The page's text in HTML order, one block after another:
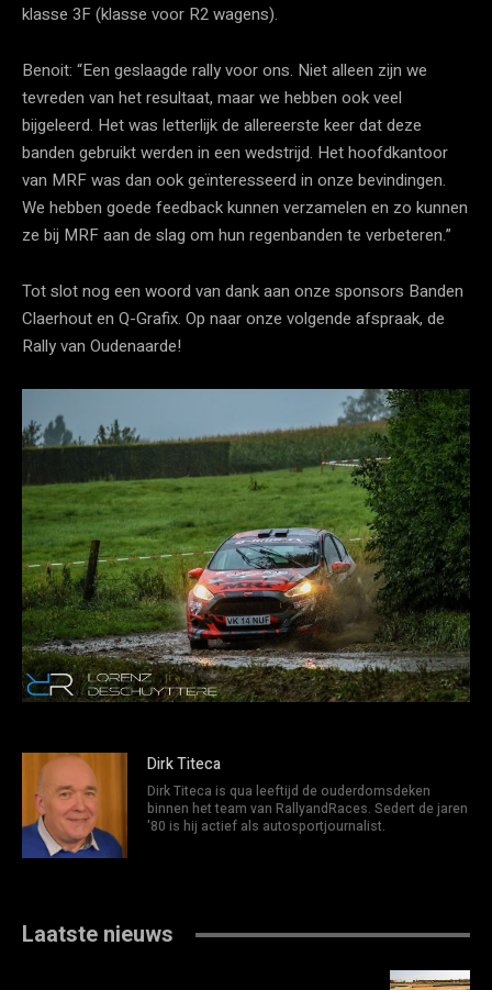
klasse 3F (klasse voor R2 wagens).
Benoit: “Een geslaagde rally voor ons. Niet alleen zijn we
tevreden van het resultaat, maar we hebben ook veel
bijgeleerd. Het was letterlijk de allereerste keer dat deze
banden gebruikt werden in een wedstrijd. Het hoofdkantoor
van MRF was dan ook geïnteresseerd in onze bevindingen.
We hebben goede feedback kunnen verzamelen en zo kunnen
ze bij MRF aan de slag om hun regenbanden te verbeteren.”
Tot slot nog een woord van dank aan onze sponsors Banden
Claerhout en Q-Grafix. Op naar onze volgende afspraak, de
Rally van Oudenaarde!
Dirk Titeca
Dirk Titeca is qua leeftijd de ouderdomsdeken
binnen het team van RallyandRaces. Sedert de jaren
'80 is hij actief als autosportjournalist.
Laatste nieuws